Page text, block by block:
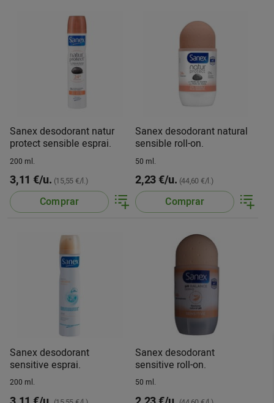
Sanex desodorant natur
protect sensible esprai.
200 ml.
3,11 €/u. (15,55 €/l.)
Comprar
Sanex desodorant natural
sensible roll-on.
50 ml.
2,23 €/u. (44,60 €/l.)
Comprar
Sanex desodorant
sensitive esprai.
200 ml.
Sanex desodorant
sensitive roll-on.
50 ml.